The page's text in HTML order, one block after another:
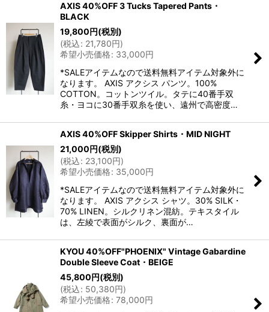
AXIS 40%OFF 3 Tucks Tapered Pants・
BLACK
19,800円(税別)
(税込: 21,780円)
希望小売価格: 33,000円
*SALEアイテムなので送料無料アイテム対象外に
なります。 AXIS アクシス パンツ。100%
COTTON。コットンツイル。タテに40番手双
糸・ヨコに30番手双糸を使い、遠州で高密度…
AXIS 40%OFF Skipper Shirts・MID NIGHT
21,000円(税別)
(税込: 23,100円)
希望小売価格: 35,000円
*SALEアイテムなので送料無料アイテム対象外に
なります。 AXIS アクシス シャツ。30% SILK・
70% LINEN。シルクリネン混紡。テキスタイル
は、左綾で表面がシルク、裏面が…
KYOU 40%OFF"PHOENIX" Vintage Gabardine
Double Sleeve Coat・BEIGE
45,800円(税別)
(税込: 50,380円)
希望小売価格: 78,000円